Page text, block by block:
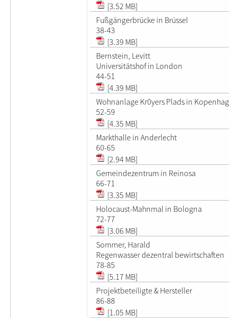
[3.52 MB]
Fußgängerbrücke in Brüssel
38-43
[3.39 MB]
Bernstein, Levitt
Universitätshof in London
44-51
[4.39 MB]
Wohnanlage Kr0yers Plads in
52-59
[4.35 MB]
Markthalle in Anderlecht
60-65
[2.94 MB]
Gemeindezentrum in Reinosa
66-71
[3.35 MB]
Holocaust-Mahnmal in Bologna
72-77
[3.06 MB]
Sommer, Harald
Regenwasser dezentral bewirtschaften
78-85
[5.17 MB]
Projektbeteiligte & Hersteller
86-88
[1.05 MB]